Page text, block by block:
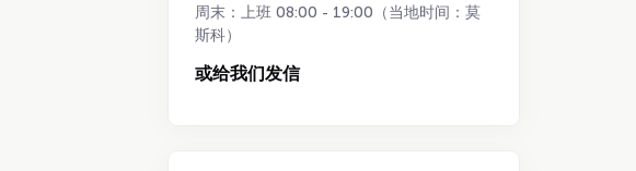
周末：上班 08:00 - 19:00（当地时间：莫
斯科）
或给我们发信